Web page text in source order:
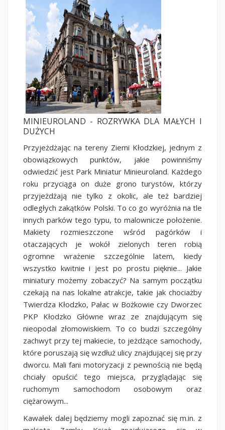
MINIEUROLAND - ROZRYWKA DLA MAŁYCH I
DUŻYCH
Przyjeżdżając na tereny Ziemi Kłodzkiej, jednym z
obowiązkowych punktów, jakie powinniśmy
odwiedzić jest Park Miniatur Minieuroland. Każdego
roku przyciąga on duże grono turystów, którzy
przyjeżdżają nie tylko z okolic, ale też bardziej
odległych zakątków Polski. To co go wyróżnia na tle
innych parków tego typu, to malownicze położenie.
Makiety rozmieszczone wśród pagórków i
otaczających je wokół zielonych teren robią
ogromne wrażenie szczególnie latem, kiedy
wszystko kwitnie i jest po prostu pięknie... Jakie
miniatury możemy zobaczyć? Na samym początku
czekają na nas lokalne atrakcje, takie jak chociażby
Twierdza Kłodzko, Pałac w Bożkowie czy Dworzec
PKP Kłodzko Główne wraz ze znajdującym się
nieopodal złomowiskiem. To co budzi szczególny
zachwyt przy tej makiecie, to jeżdżące samochody,
które poruszają się wzdłuż ulicy znajdującej się przy
dworcu. Mali fani motoryzacji z pewnością nie będą
chciały opuścić tego miejsca, przyglądając się
ruchomym samochodom osobowym oraz
ciężarowym...
Kawałek dalej będziemy mogli zapoznać się m.in. z